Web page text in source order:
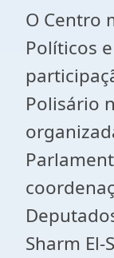
O Centro
Políticos
Polisário
Sharm El-